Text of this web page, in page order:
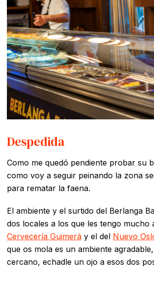
Despedida
Como me quedó pendiente probar su
como voy a seguir peinando la zona
para rematar la faena.
El ambiente y el surtido del Berlanga
dos locales a los que les tengo mucho
Cervecería Guimerá y el del Nuevo
que os mola es un ambiente
cercano, echadle un ojo a esos dos